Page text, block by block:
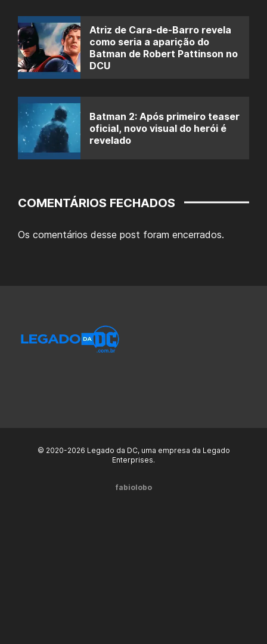
Atriz de Cara-de-Barro revela
como seria a aparição do
Batman de Robert Pattinson no
DCU
Batman 2: Após primeiro teaser
oficial, novo visual do herói é
revelado
COMENTÁRIOS FECHADOS
Os comentários desse post foram encerrados.
© 2020-2026 Legado da DC, uma empresa da Legado
Enterprises.
fabiolobo